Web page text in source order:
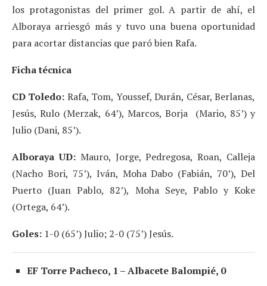
los protagonistas del primer gol. A partir de ahí, el
Alboraya arriesgó más y tuvo una buena oportunidad
para acortar distancias que paró bien Rafa.
Ficha técnica
CD Toledo: Rafa, Tom, Youssef, Durán, César, Berlanas,
Jesús, Rulo (Merzak, 64’), Marcos, Borja (Mario, 85’) y
Julio (Dani, 85’).
Alboraya UD:Mauro, Jorge, Pedregosa, Roan, Calleja
(Nacho Bori, 75’), Iván, Moha Dabo (Fabián, 70’), Del
Puerto (Juan Pablo, 82’), Moha Seye, Pablo y Koke
(Ortega, 64’).
Goles: 1-0 (65’) Julio; 2-0 (75’) Jesús.
EF Torre Pacheco, 1 – Albacete Balompié, 0